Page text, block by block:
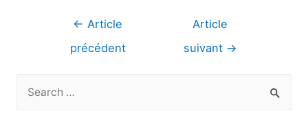
Navigation
l’article
← Article
précédent
Article
suivant →